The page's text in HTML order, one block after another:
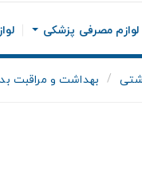
لوازم مصرفی پزشکی
بهداشت و مراقبت